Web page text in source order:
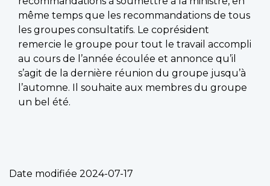
même temps que les recommandations de tous
les groupes consultatifs. Le coprésident
remercie le groupe pour tout le travail accompli
au cours de l’année écoulée et annonce qu’il
s’agit de la dernière réunion du groupe jusqu’à
l’automne. Il souhaite aux membres du groupe
un bel été.
Date modifiée 2024-07-17